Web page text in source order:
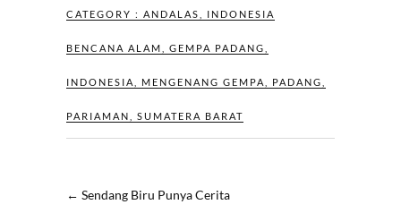
CATEGORY : ANDALAS INDONESIA
BENCANA ALAM GEMPA PADANG
INDONESIA MENGENANG GEMPA PADANG
PARIAMAN SUMATERA BARAT
← Sendang Biru Punya Cerita